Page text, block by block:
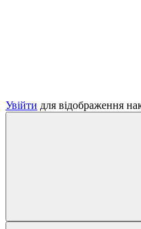
Увійти для відображення